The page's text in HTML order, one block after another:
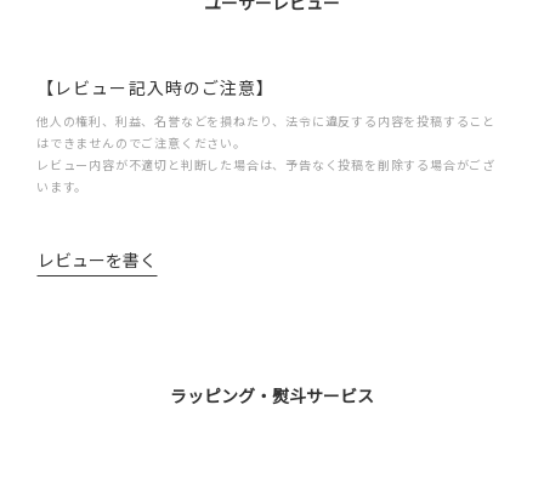
【レビュー記入時のご注意】
他人の権利、利益、名誉などを損ねたり、法令に違反する内容を投稿すること
はできませんのでご注意ください。
レビュー内容が不適切と判断した場合は、予告なく投稿を削除する場合がござ
います。
レビューを書く
ラッピング・熨斗サービス